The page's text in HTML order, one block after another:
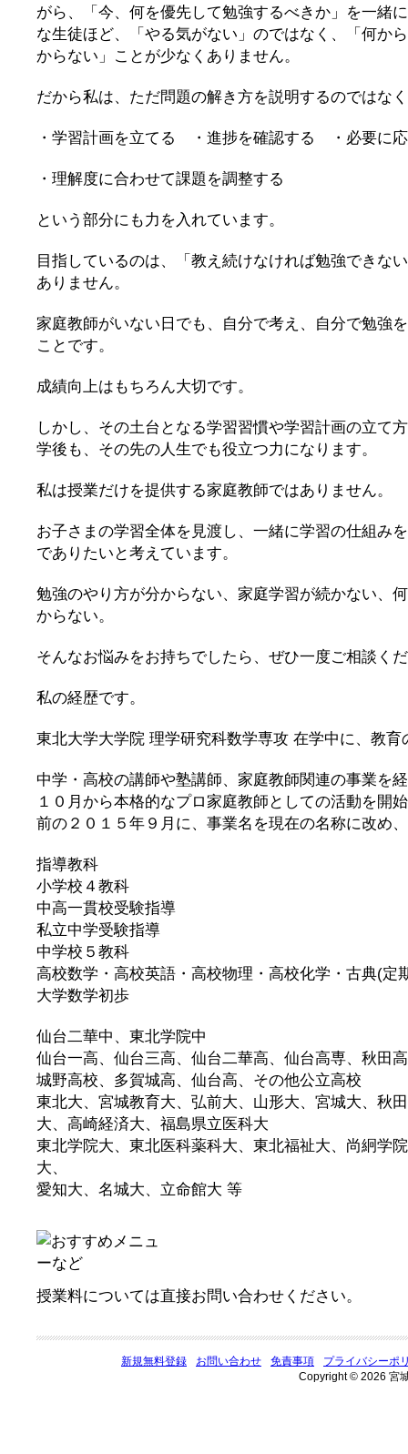
がら、「今、何を優先して勉強するべきか」を一緒
な生徒ほど、「やる気がない」のではなく、「何か
からない」ことが少なくありません。
だから私は、ただ問題の解き方を説明するのではな
・学習計画を立てる ・進捗を確認する ・必要に
・理解度に合わせて課題を調整する
という部分にも力を入れています。
目指しているのは、「教え続けなければ勉強できな
ありません。
家庭教師がいない日でも、自分で考え、自分で勉強
ことです。
成績向上はもちろん大切です。
しかし、その土台となる学習習慣や学習計画の立て
学後も、その先の人生でも役立つ力になります。
私は授業だけを提供する家庭教師ではありません。
お子さまの学習全体を見渡し、一緒に学習の仕組み
でありたいと考えています。
勉強のやり方が分からない、家庭学習が続かない、
からない。
そんなお悩みをお持ちでしたら、ぜひ一度ご相談く
私の経歴です。
東北大学大学院 理学研究科数学専攻 在学中に、教育
中学・高校の講師や塾講師、家庭教師関連の事業を
１０月から本格的なプロ家庭教師としての活動を開
前の２０１５年９月に、事業名を現在の名称に改め
指導教科
小学校４教科
中高一貫校受験指導
私立中学受験指導
中学校５教科
高校数学・高校英語・高校物理・高校化学・古典(定
大学数学初歩
仙台二華中、東北学院中
仙台一高、仙台三高、仙台二華高、仙台高専、秋田
城野高校、多賀城高、仙台高、その他公立高校
東北大、宮城教育大、弘前大、山形大、宮城大、秋
大、高崎経済大、福島県立医科大
東北学院大、東北医科薬科大、東北福祉大、尚絅学
大、
愛知大、名城大、立命館大 等
授業料については直接お問い合わせください。
新規無料登録 お問い合わせ 免責事項
プライバシーポ
Copyright © 2026 宮